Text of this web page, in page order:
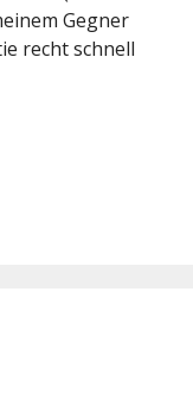
Gegner
recht schnell